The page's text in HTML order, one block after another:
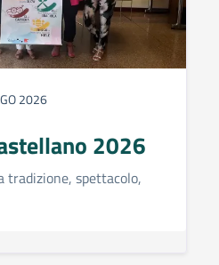
2026
2026
tradizione, spettacolo,